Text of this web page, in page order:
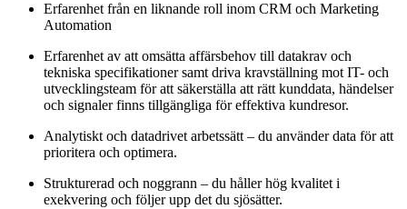
Erfarenhet från en liknande roll inom CRM och Marketing
Automation
Erfarenhet av att omsätta affärsbehov till datakrav och
tekniska specifikationer samt driva kravställning mot IT- och
utvecklingsteam för att säkerställa att rätt kunddata, händelser
och signaler finns tillgängliga för effektiva kundresor.
Analytiskt och datadrivet arbetssätt – du använder data för att
prioritera och optimera.
Strukturerad och noggrann – du håller hög kvalitet i
exekvering och följer upp det du sjösätter.